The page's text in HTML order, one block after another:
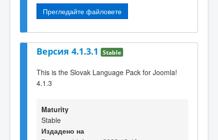
Прегледайте файловете
Версия 4.1.3.1 Stable
This is the Slovak Language Pack for Joomla!
4.1.3
Maturity
Stable
Издадено на